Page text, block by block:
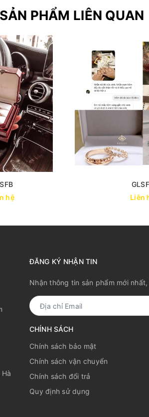
SẢN PHẨM LIÊN QUAN
hệ
Liên
ĐĂNG KÝ NHẬN TIN
Nhận thông tin sản phẩm mới
CHÍNH SÁCH
Chính sách bảo mật
Chính sách vận chuyển
Chính sách đổi trả
Quy định sử dụng